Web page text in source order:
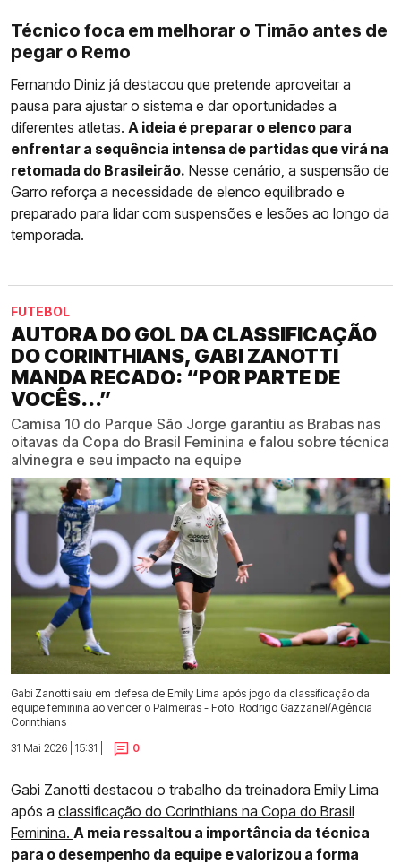
Técnico foca em melhorar o Timão antes de
pegar o Remo
Fernando Diniz já destacou que pretende aproveitar a
pausa para ajustar o sistema e dar oportunidades a
diferentes atletas. A ideia é preparar o elenco para
enfrentar a sequência intensa de partidas que virá na
retomada do Brasileirão. Nesse cenário, a suspensão de
Garro reforça a necessidade de elenco equilibrado e
preparado para lidar com suspensões e lesões ao longo da
temporada.
FUTEBOL
AUTORA DO GOL DA CLASSIFICAÇÃO
DO CORINTHIANS, GABI ZANOTTI
MANDA RECADO: “POR PARTE DE
VOCÊS...”
Camisa 10 do Parque São Jorge garantiu as Brabas nas
oitavas da Copa do Brasil Feminina e falou sobre técnica
alvinegra e seu impacto na equipe
Gabi Zanotti saiu em defesa de Emily Lima após jogo da classificação da
equipe feminina ao vencer o Palmeiras - Foto: Rodrigo Gazzanel/Agência
Corinthians
31 Mai 2026 | 15:31 |
0
Gabi Zanotti destacou o trabalho da treinadora Emily Lima
após a classificação do Corinthians na Copa do Brasil
Feminina. A meia ressaltou a importância da técnica
para o desempenho da equipe e valorizou a forma